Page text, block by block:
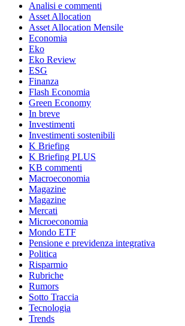
Analisi e commenti
Asset Allocation
Asset Allocation Mensile
Economia
Eko
Eko Review
ESG
Finanza
Flash Economia
Green Economy
In breve
Investimenti
Investimenti sostenibili
K Briefing
K Briefing PLUS
KB commenti
Macroeconomia
Magazine
Magazine
Mercati
Microeconomia
Mondo ETF
Pensione e previdenza integrativa
Politica
Risparmio
Rubriche
Rumors
Sotto Traccia
Tecnologia
Trends